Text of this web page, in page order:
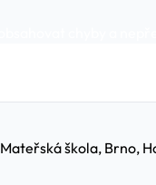
Mateřská škola, Brno,